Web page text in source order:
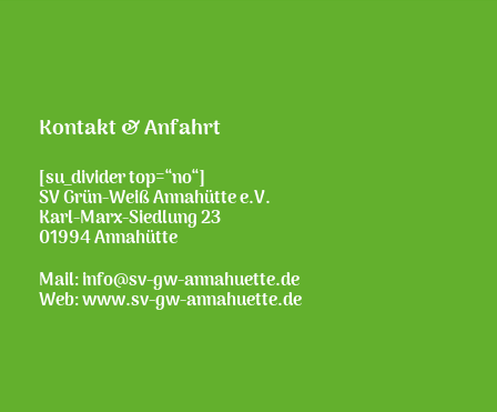
Kontakt & Anfahrt
[su_divider top=“no“]
SV Grün-Weiß Annahütte e.V.
Karl-Marx-Siedlung 23
01994 Annahütte
Mail: info@sv-gw-annahuette.de
Web:www.sv-gw-annahuette.de